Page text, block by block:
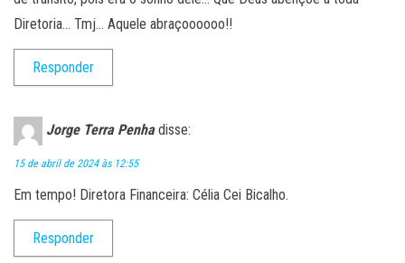
Diretoria… Tmj… Aquele abraçoooooo!!
Responder
Jorge Terra Penha disse:
15 de abril de 2024 às 12:55
Em tempo! Diretora Financeira: Célia Cei Bicalho.
Responder